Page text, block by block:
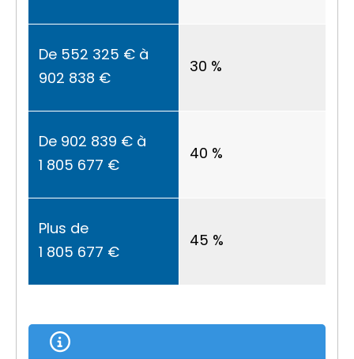
De 552 325 € à
902 838 €
30 %
De 902 839 € à
1 805 677 €
40 %
Plus de
1 805 677 €
45 %